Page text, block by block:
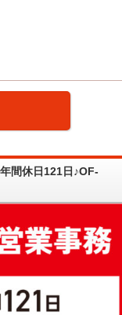
間休日121日♪OF-